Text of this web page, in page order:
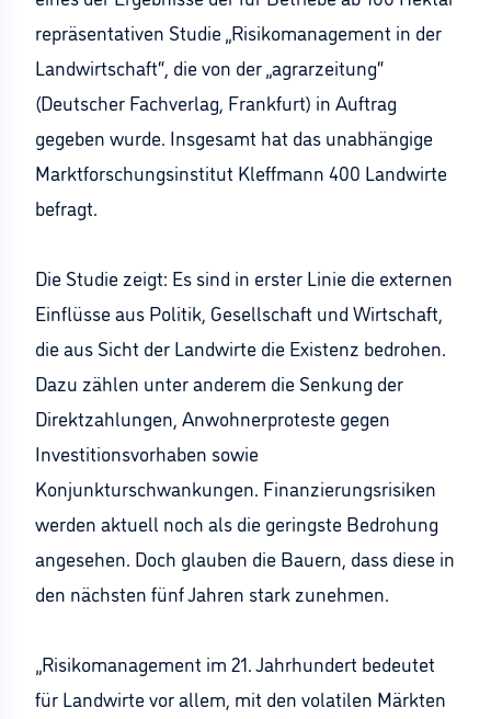
repräsentativen Studie „Risikomanagement in der
Landwirtschaft“, die von der „agrarzeitung“
(Deutscher Fachverlag, Frankfurt) in Auftrag
gegeben wurde. Insgesamt hat das unabhängige
Marktforschungsinstitut Kleffmann 400 Landwirte
befragt.
Die Studie zeigt: Es sind in erster Linie die externen
Einflüsse aus Politik, Gesellschaft und Wirtschaft,
die aus Sicht der Landwirte die Existenz bedrohen.
Dazu zählen unter anderem die Senkung der
Direktzahlungen, Anwohnerproteste gegen
Investitionsvorhaben sowie
Konjunkturschwankungen. Finanzierungsrisiken
werden aktuell noch als die geringste Bedrohung
angesehen. Doch glauben die Bauern, dass diese in
den nächsten fünf Jahren stark zunehmen.
„Risikomanagement im 21. Jahrhundert bedeutet
für Landwirte vor allem, mit den volatilen Märkten